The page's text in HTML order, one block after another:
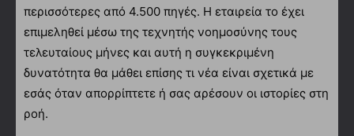
περισσότερες από 4.500 πηγές. Η εταιρεία το έχει
επιμεληθεί μέσω της τεχνητής νοημοσύνης τους
τελευταίους μήνες και αυτή η συγκεκριμένη
δυνατότητα θα μάθει επίσης τι νέα είναι σχετικά με
εσάς όταν απορρίπτετε ή σας αρέσουν οι ιστορίες στη
ροή.